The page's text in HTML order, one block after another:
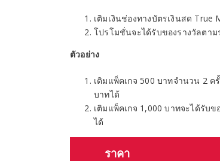
เติมเงินช่องทางบัตรเงินสด True
โปรโมชั่นจะได้รับของรางวัลตา
ตัวอย่าง
เติมแพ็คเกจ 500 บาทจำนวน 2 ค
บาทได้
เติมแพ็คเกจ 1,000 บาทจะได้รับ
ได้
ราคา